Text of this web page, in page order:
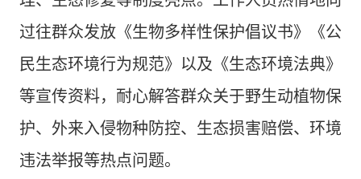
过往群众发放《生物多样性保护倡议书》《公
民生态环境行为规范》以及《生态环境法典》
等宣传资料，耐心解答群众关于野生动植物保
护、外来入侵物种防控、生态损害赔偿、环境
违法举报等热点问题。